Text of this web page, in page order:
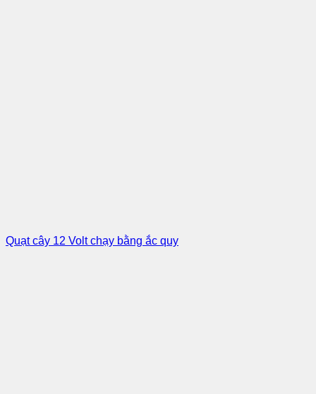
Quạt cây 12 Volt chạy bằng ắc quy